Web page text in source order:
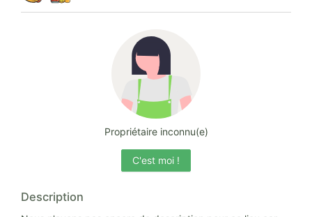
Propriétaire inconnu(e)
C'est moi !
Description